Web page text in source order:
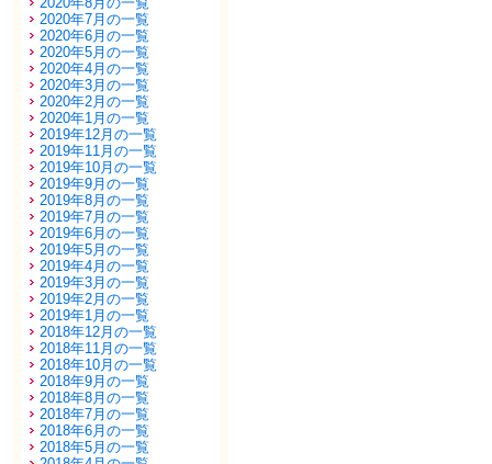
2020年7月の一覧
2020年6月の一覧
2020年5月の一覧
2020年4月の一覧
2020年3月の一覧
2020年2月の一覧
2020年1月の一覧
2019年12月の一覧
2019年11月の一覧
2019年10月の一覧
2019年9月の一覧
2019年8月の一覧
2019年7月の一覧
2019年6月の一覧
2019年5月の一覧
2019年4月の一覧
2019年3月の一覧
2019年2月の一覧
2019年1月の一覧
2018年12月の一覧
2018年11月の一覧
2018年10月の一覧
2018年9月の一覧
2018年8月の一覧
2018年7月の一覧
2018年6月の一覧
2018年5月の一覧